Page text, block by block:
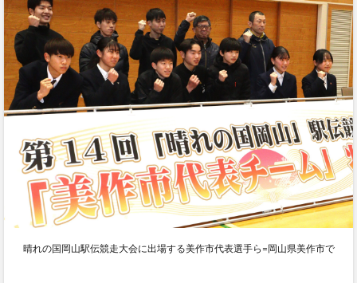
晴れの国岡山駅伝競走大会に出場する美作市代表選手ら=岡山県美作市で